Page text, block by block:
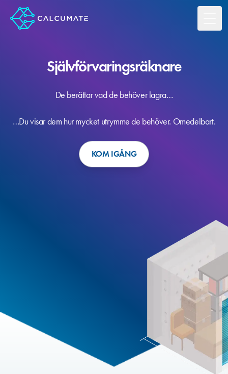
Självförvaringsräknare
De berättar vad de behöver lagra…
…Du visar dem hur mycket utrymme de behöver. Omedelbart.
KOM IGÅNG